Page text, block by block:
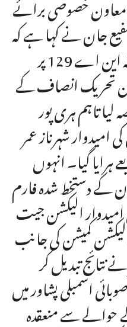
جان نے کہا ہے کہ
ہری پور اور پنجاب کے حلقہ این اے 129 پر
تحریک انصاف کے
تاہم ہری پور
امیدوار شہرناز عمر
کے ذریعے ہرایا گیا۔ انہوں
کے دستخط شدہ فارم
امیدوار الیکشن جیت
کمیشن کی جانب
نتائج تبدیل کر
اسمبلی پشاور میں
حوالے سے منعقدہ